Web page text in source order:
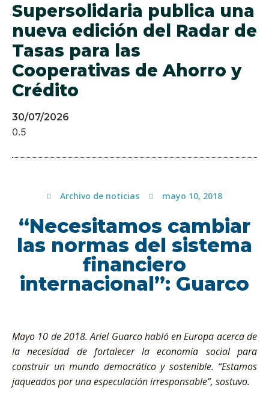
Supersolidaria publica una
nueva edición del Radar de
Tasas para las
Cooperativas de Ahorro y
Crédito
30/07/2026
Archivo de noticias mayo 10, 2018
“Necesitamos cambiar
las normas del sistema
financiero
internacional”: Guarco
Mayo 10 de 2018. Ariel Guarco habló en Europa acerca de
la necesidad de fortalecer la economía social para
construir un mundo democrático y sostenible. “Estamos
jaqueados por una especulación irresponsable”, sostuvo.